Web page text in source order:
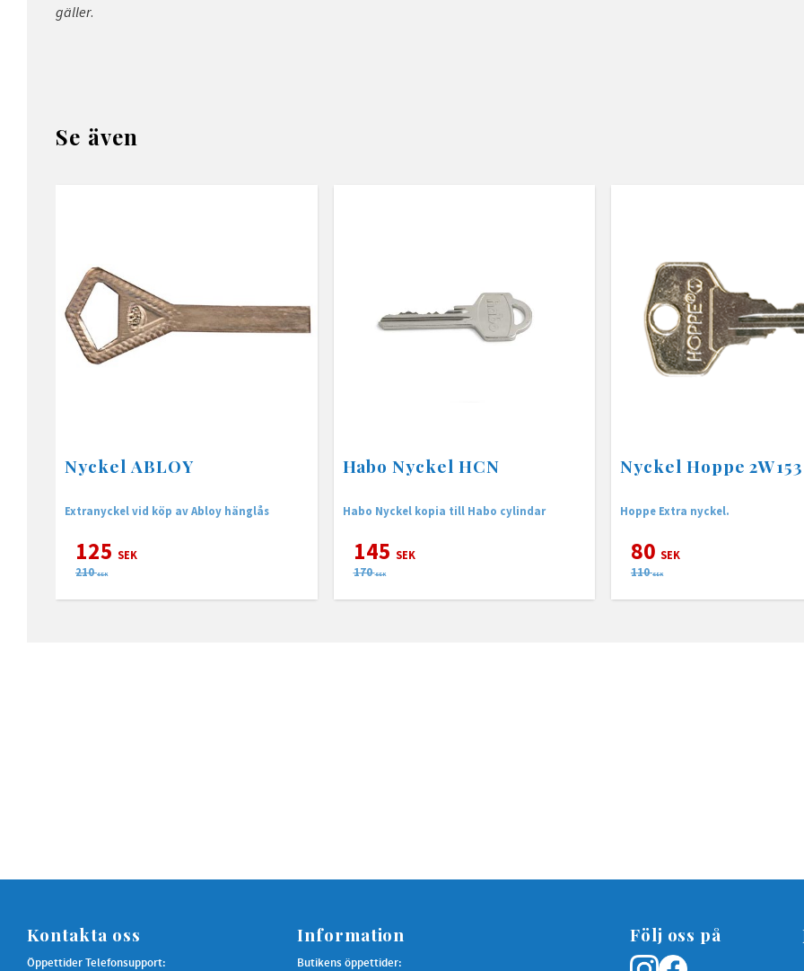
gäller.
Se även
Nyckel ABLOY
Extranyckel vid köp av Abloy hänglås
125 SEK
210 SEK
Habo Nyckel HCN
Habo Nyckel kopia till Habo cylindar
145 SEK
170 SEK
Nyckel Hoppe 2W153
Hoppe Extra nyckel.
80 SEK
110 SEK
Kontakta oss
Öppettider Telefonsupport:
Information
Butikens öppettider:
Följ oss på